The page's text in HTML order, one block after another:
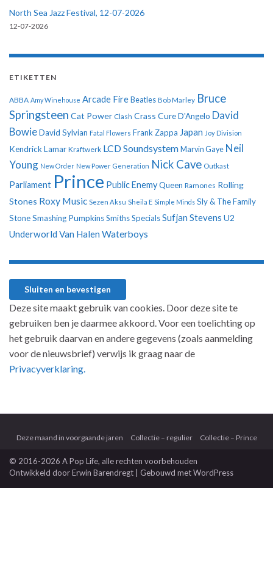
North Sea Jazz Festival, 12-07-2026
12-07-2026
ETIKETTEN
ABBA Amy Winehouse Arcade Fire Beatles Bob Marley Bruce
Springsteen Cat Power Clash Crass CureD'Angelo David
BowieDavid Sylvian Fatal Flowers Frank Zappa Japan Joy Division
Kendrick Lamar Kraftwerk LCD Soundsystem Marvin Gaye Neil
Young New Order New Power Generation Nick Cave Outkast
Parliament Prince Public EnemyQueen Ramones Rolling
Stones Roxy Music Sezen Aksu Sheila E Simple Minds Sly & The Family
StoneSmashing PumpkinsSmithsSpecialsSufjan Stevens U2
Underworld Van Halen Waterboys
Deze site maakt gebruik van cookies. Door deze site te
gebruiken ben je daarmee akkoord. Voor een toelichting op
het gebruik daarvan en andere gegevens (zoals aanmelding
voor de nieuwsbrief) verwijs ik graag naar de
Privacyverklaring.
Deze maand in voorgaande jaren Collectie – regulier Collectie – Prince
© 2016-2026 A Pop Life, alle rechten voorbehouden
Ontwikkeld doorErwin Barendregt | Gebouwd metWordPress